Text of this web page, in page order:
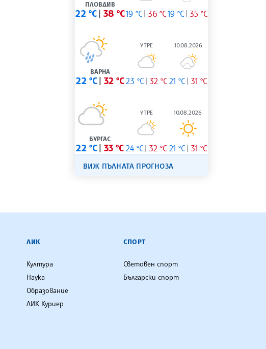
ПЛОВДИВ
22 °C 38 °C19 °C 36 °C19 °C 35 °C
ВАРНА
22 °C 32 °C
УТРЕ
23 °C 32 °C
10.08.2026
21 °C 31 °C
БУРГАС
22 °C 33 °C
УТРЕ
24 °C 32 °C
10.08.2026
21 °C 31 °C
ВИЖ ПЪЛНАТА ПРОГНОЗА
ЛИК
Култура
Наука
Образование
ЛИК Куриер
СПОРТ
Световен спорт
Български спорт